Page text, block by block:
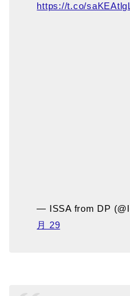
https://t.co/
— ISSA from DP
月 29